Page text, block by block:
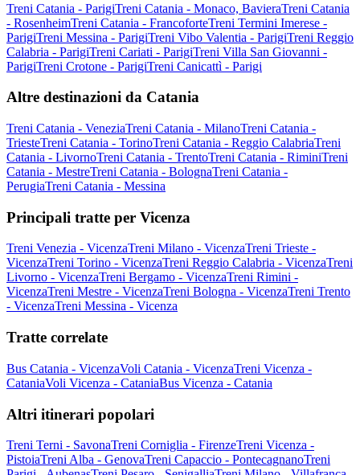
Treni Catania - ParigiTreni Catania - Monaco, BavieraTreni Catania
- RosenheimTreni Catania - FrancoforteTreni Termini Imerese -
ParigiTreni Messina - ParigiTreni Vibo Valentia - ParigiTreni Reggio
Calabria - ParigiTreni Cariati - ParigiTreni Villa San Giovanni -
ParigiTreni Crotone - ParigiTreni Canicattì - Parigi
Altre destinazioni da Catania
Treni Catania - VeneziaTreni Catania - MilanoTreni Catania -
TriesteTreni Catania - TorinoTreni Catania - Reggio CalabriaTreni
Catania - LivornoTreni Catania - TrentoTreni Catania - RiminiTreni
Catania - MestreTreni Catania - BolognaTreni Catania -
PerugiaTreni Catania - Messina
Principali tratte per Vicenza
Treni Venezia - VicenzaTreni Milano - VicenzaTreni Trieste -
VicenzaTreni Torino - VicenzaTreni Reggio Calabria - VicenzaTreni
Livorno - VicenzaTreni Bergamo - VicenzaTreni Rimini -
VicenzaTreni Mestre - VicenzaTreni Bologna - VicenzaTreni Trento
- VicenzaTreni Messina - Vicenza
Tratte correlate
Bus Catania - VicenzaVoli Catania - VicenzaTreni Vicenza -
CataniaVoli Vicenza - CataniaBus Vicenza - Catania
Altri itinerari popolari
Treni Terni - SavonaTreni Corniglia - FirenzeTreni Vicenza -
PistoiaTreni Alba - GenovaTreni Capaccio - PontecagnanoTreni